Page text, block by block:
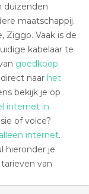
duizenden
maatschappij.
Ziggo. Vaak is de
kabelaar te
goedkoop
naar het
bekijk je op
internet in
of voice?
internet.
hieronder je
van